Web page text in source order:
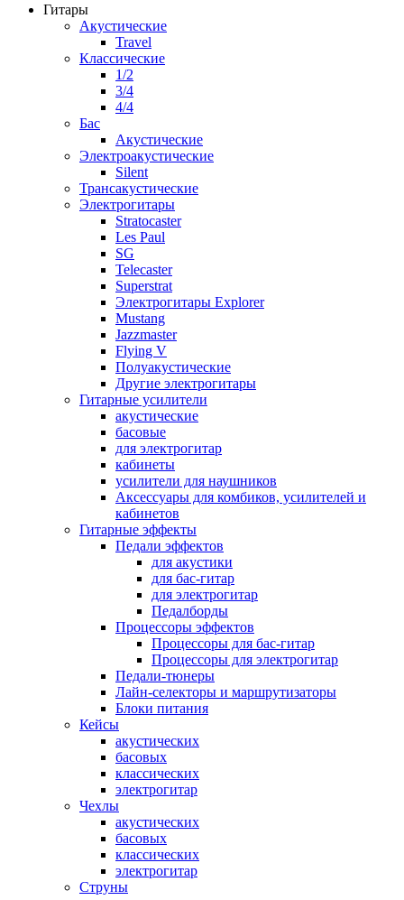
Гитары
Акустические
Travel
Классические
1/2
3/4
4/4
Бас
Акустические
Электроакустические
Silent
Трансакустические
Электрогитары
Stratocaster
Les Paul
SG
Telecaster
Superstrat
Электрогитары Explorer
Mustang
Jazzmaster
Flying V
Полуакустические
Другие электрогитары
Гитарные усилители
акустические
басовые
для электрогитар
кабинеты
усилители для наушников
Аксессуары для комбиков, усилителей и
кабинетов
Гитарные эффекты
Педали эффектов
для акустики
для бас-гитар
для электрогитар
Педалборды
Процессоры эффектов
Процессоры для бас-гитар
Процессоры для электрогитар
Педали-тюнеры
Лайн-селекторы и маршрутизаторы
Блоки питания
Кейсы
акустических
басовых
классических
электрогитар
Чехлы
акустических
басовых
классических
электрогитар
Струны